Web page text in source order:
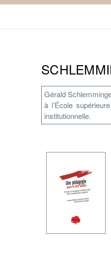
Gérald
à l’École
institutionnelle.